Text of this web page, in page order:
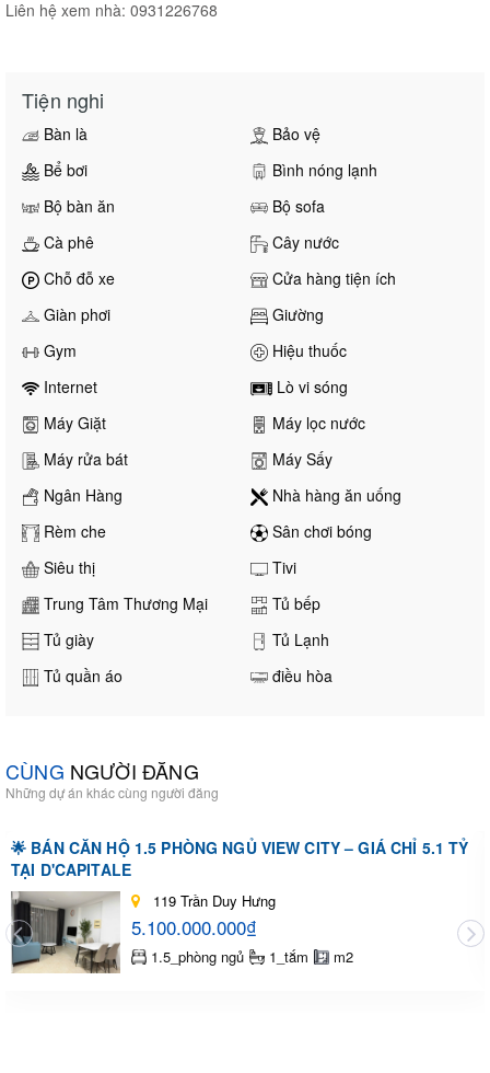
Liên hệ xem nhà: 0931226768
Tiện nghi
Bàn là
Bảo vệ
Bể bơi
Bình nóng lạnh
Bộ bàn ăn
Bộ sofa
Cà phê
Cây nước
Chỗ đỗ xe
Cửa hàng tiện ích
Giàn phơi
Giường
Gym
Hiệu thuốc
Internet
Lò vi sóng
Máy Giặt
Máy lọc nước
Máy rửa bát
Máy Sấy
Ngân Hàng
Nhà hàng ăn uống
Rèm che
Sân chơi bóng
Siêu thị
Tivi
Trung Tâm Thương Mại
Tủ bếp
Tủ giày
Tủ Lạnh
Tủ quần áo
điều hòa
CÙNG NGƯỜI ĐĂNG
Những dự án khác cùng người đăng
🌟 BÁN CĂN HỘ 1.5 PHÒNG NGỦ VIEW CITY – GIÁ CHỈ 5.1 TỶ
TẠI D'CAPITALE
119 Trần Duy Hưng
5.100.000.000₫
1.5_phòng ngủ 1_tắm m2